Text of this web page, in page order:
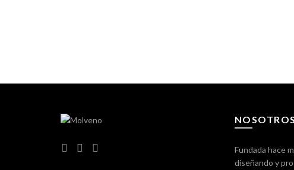
NOSOTROS
Fundada hace
diseñando y